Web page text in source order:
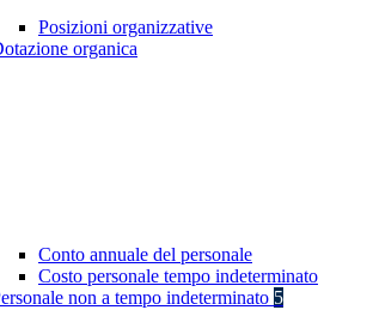
Posizioni organizzative
organica
Conto annuale del personale
Costo personale tempo indeterminato
non a tempo indeterminato 5